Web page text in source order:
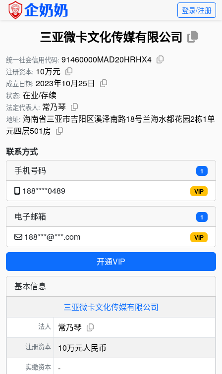
登录/注册
三亚微卡文化传媒有限公司
统一社会信用代码: 91460000MAD20HRHX4
注册资本: 10万元
成立日期: 2023年10月25日
状态: 在业/存续
法定代表人: 常乃琴
地址: 海南省三亚市吉阳区溪泽南路18号兰海水都花园2栋1单
元四层501房
联系方式
1
手机号码
VIP
188****0489
1
电子邮箱
VIP
188***@***.com
开通VIP
基本信息
三亚微卡文化传媒有限公司
法人 常乃琴
注册资本 10万元人民币
实缴资本 -